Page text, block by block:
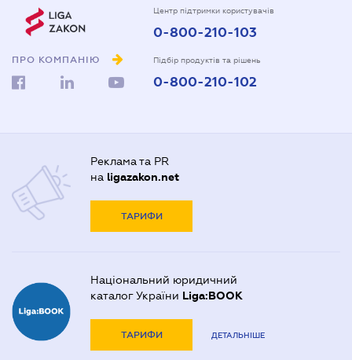
ПРО КОМПАНІЮ
Центр підтримки користувачів
0-800-210-103
Підбір продуктів та рішень
0-800-210-102
Реклама та PR
на ligazakon.net
ТАРИФИ
Національний юридичний
каталог України Liga:BOOK
ТАРИФИ ДЕТАЛЬНІШЕ